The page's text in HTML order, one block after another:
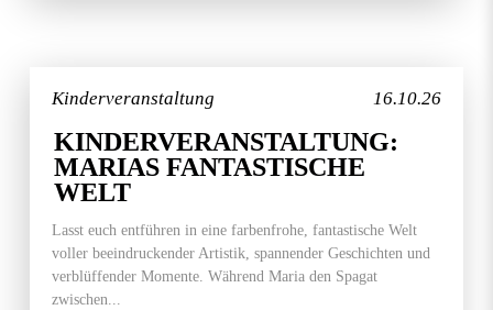
16.10.26
Kinderveranstaltung
KINDERVERANSTALTUNG:
MARIAS FANTASTISCHE
WELT
Lasst euch entführen in eine farbenfrohe, fantastische Welt
voller beeindruckender Artistik, spannender Geschichten und
verblüffender Momente. Während Maria den Spagat
zwischen...